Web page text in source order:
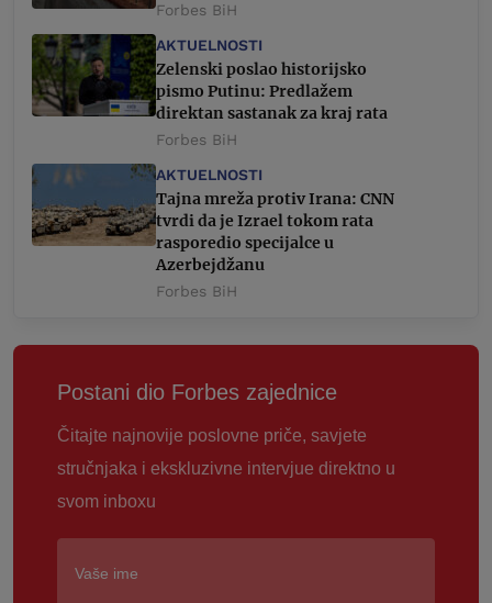
Forbes BiH
AKTUELNOSTI
Zelenski poslao historijsko
pismo Putinu: Predlažem
direktan sastanak za kraj rata
Forbes BiH
AKTUELNOSTI
Tajna mreža protiv Irana: CNN
tvrdi da je Izrael tokom rata
rasporedio specijalce u
Azerbejdžanu
Forbes BiH
Postani dio Forbes zajednice
Čitajte najnovije poslovne priče, savjete
stručnjaka i ekskluzivne intervjue direktno u
svom inboxu